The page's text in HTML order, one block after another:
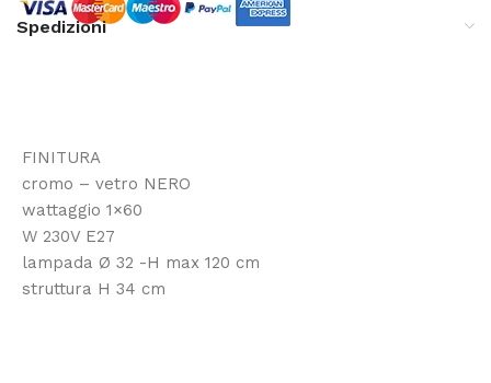
Spedizioni
FINITURA
cromo – vetro NERO
wattaggio 1×60
W 230V E27
lampada Ø 32 -H max 120 cm
struttura H 34 cm